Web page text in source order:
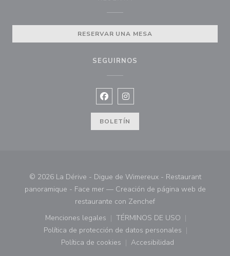
RESERVAR UNA MESA
SEGUIRNOS
Facebook ((abre en una nueva
Instagram ((abre en una
BOLETÍN
© 2026 La Dérive - Digue de Wimereux - Restaurant
panoramique - Face mer — Creación de página web de
restaurante con Zenchef((abre en una nueva
Menciones legales
((abre en una nueva ventana))
TÉRMINOS DE USO
((abre en una nueva
Política de protección de datos personales
((abre en una nueva ventana))
Política de cookies
((abre en una nueva ventana))
Accesibilidad
((abre en una nueva